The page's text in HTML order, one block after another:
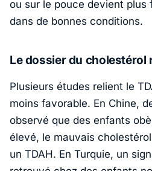
ou sur le pouce devient plus
dans de bonnes conditions.
Le dossier du cholestérol
Plusieurs études relient le
moins favorable. En Chine,
observé que des enfants
élevé, le mauvais
un TDAH. En Turquie, un